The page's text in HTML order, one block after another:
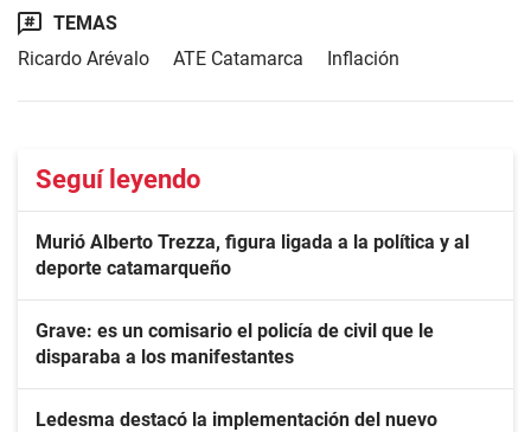
TEMAS
Ricardo Arévalo
ATE Catamarca Inflación
Seguí leyendo
Murió Alberto Trezza, figura ligada a la política y al
deporte catamarqueño
Grave: es un comisario el policía de civil que le
disparaba a los manifestantes
Ledesma destacó la implementación del nuevo